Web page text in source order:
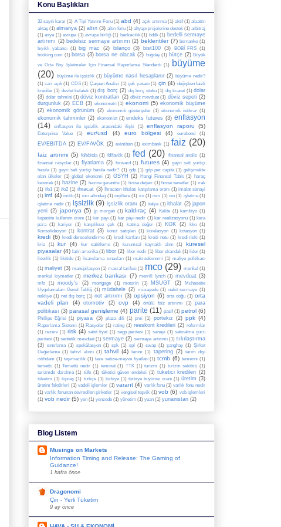
Konu Başlıkları
32 sayılı karar (1) A Tipi Yatırım Fonu (1) abd (4) açık artırma (1) aktif (1) alaattin
aktaş (1) almanya (2) altın (3) altın fonu (1) altyapı projelerine destek (1) arbitraj
(1) asya (1) avrupa (1) avrupa birliği (1) bankacılık (1) bddk (1) bedelli sermaye
artırımı (2) bedelsiz sermaye artırımı (2) beklentiler (7) bernanke (1)
bıyıklı yabancı (1) big mac (2) bilanço (3) bist100 (3) BOBİ FRS (1)
booking.com (1) borsa (3) borsa ne olacak (2) buğday (1) bütçe (2) Büyük
ve Orta Boy İşletmeler İçin Finansal Raporlama Standardı (1)
büyüme
(20)
büyüme ile işsizlik (1) büyüme nasıl hesaplanır (2) büyüme nedir?
(1) cari açık (1) CDS (1) Çarpan Analizi (1) çek yasası (1) çin (4) değişken faizli
krediler (1) devlet kefateti (1) dış borç (2) dış borç stoku (1) dış ticaret (1) dolar
(3) dolar tahmini (1) döviz kontratları (2) döviz mevduat (1) döviz sepeti (2)
durgunluk (2) ECB (3) ekonometri (1) ekonomi (5) ekonomik büyüme
(2) ekonomik görünüm (2) ekonomik göstergeler (1) ekonomik istikrar (1)
ekonomik tahminler (2) ekonomist (1) endeks futures (3) enflasyon
(14)
enflasyon ile işsizlik arasındaki ilişki (1) enflasyon raporu (5)
Enterprise Value (1) eur/usd (4) euro bölgesi (4) eurobond (1)
EV/EBITDA (2) EV/FAVÖK (2) eximban (1) eximbank (1) faiz (20)
faiz artırımı (5) fd/ebitda (1) fd/favök (1) fed (20) finansal analiz (1)
finansal rasyolar (1) fiyatlama (2) forward (1) futures (4) gayri safi yurtiçi
hasıla (1) gayri safi yurtiçi hasıla nedir? (1) gdp (1) gdp per capita (1) gelişmekte
olan ülkeler (1) global ekonomi (1) GSYH (2) Hangi Finansal Tablo (1)
haraç
kesmek (1) hazine (2) hazine garantisi (1) hisse değeri (1) hisse senetler (1) ırak
(1) ifo1 (1) ifo2 (1) ihracat (3) İhracatın ithalatı karşılama oranı (1) imalat sanayi
(1) imf (4) imkb (1) inci altındağ (1) ingiltere (1) irs (1) ism (1) iso (1) işletme (1)
işletme nedir (1) işsizlik (9) işsizlik oranı (2) italya (1) ithalat (2) japon
yeni (2) japonya (5) jp morgan (1) kaldıraç (4) Kalite (1) kambiyo (1)
kapasite kullanım oranı (1) kar payı (1) kar payı nedir (1) kar realizasyonu (1) kara
para (1) kariyer (1) karşılıksız çek (1) katma değer (1) KGK (2) kko (1)
Konsolidasyon (1) kontrat (3) konut satışları (1) korelasyon (1) kotasyon (1)
kredi (6) kredi derecelendirme (1) kredi kartları (1) kredi notu (1) kredi riski (1)
kriz
(1) kur (4) kur sabitleme (1) kurumsal kaynaklı alım (1)
küresel
piyasalar (4) latin amerika (1) libor (2) libor nedir (1) libor skandalı (1) lider (1)
liderlik (1) likitide (1) lisanslama sınavları (1) makroekonomi (1) maliye politikası
(1) maliyet (3) manüpilasyon (1) masraf tarifesi (1) mco (29) menkul (1)
menkul kıymetler (1) merkez bankası (7) merrill lynch (1) mevduat (3)
mfo (1) moody's (2) mortgage (1) motorin (1) MSUGT (2)
Muhasebe
Uygulamaları Genel Tebliğ (1) müdahele (2) müzayede (1) nakit sermaye (1)
nakliye (1) net dış borç (1) not artırımı (3) opsiyon (6) orta doğu (1) orta
vadeli plan
(4) otomotiv (2) ovp (4) örtülü faiz artırımı (1)
para
politikası (3) parasal genişleme (4) parite (11) pasif (1) petrol (6)
Phillips Eğrisi (1) piyasa (3) plaza dili (1) pmi (1) portekiz (2) ppk (4)
Raporlama Sistemi (1) Rasyolar (1) rating (1) reeskont kredileri (2) reformlar
(1) rezerv (1) risk (4) sabit fiyat (1) sagp paritesi (1) sanayi (1) satınalma gücü
paritesi (1) sentetik mevduat (1) sermaye (2) sermaye artırımı (1) sıkılaştırma
(3) sınırlama (1) spekülasyon (1) spk (1) spl (1) swap (1) şanghay (1) Şirket
Değerleme (1) tahivl alımı (1) tahvil (4) tanım (1) tapering (2) tarım dışı
istihdam (1) taşımacılık (1) taze sebze-meyve fiyatları (1) tcmb (6) temenni (1)
temettü (1) Temettü nedir (1) teminat (1) TTK (1) turizm (1) turizm sektörü (1)
turizmde daralma (1) tüfe (1) tüketici güven endeksi (1) tüketici kredileri (2)
tüketim (1) tüpraş (1) türkçe (1) türkiye (1) türkiye büyüme oranı (1) üretim (3)
üretim faktörleri (1) vadeli işlemler (1) varant (4) varlık fonu (1) varlık fonu nedir
(1) varlık fonunan devredilen şirketler (1) vergisel teşvik (1) vob (6) vob işlemleri
(1) vob nedir (5) yen (1) yenzede (1) yönetim (1) yuan (1) yunanistan (2)
Blog Listem
Musings on Markets
Information Timing and Release: The Gaming of
Guidance!
1 hafta önce
Dragonomi
Çin - Yerli Tüketim
9 ay önce